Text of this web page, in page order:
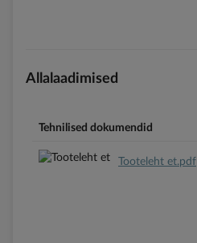
Allalaadimised
Tehnilised dokumendid
Tooteleht et.pdf